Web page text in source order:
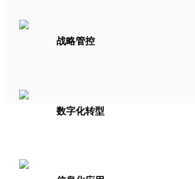
战略管控
数字化转型